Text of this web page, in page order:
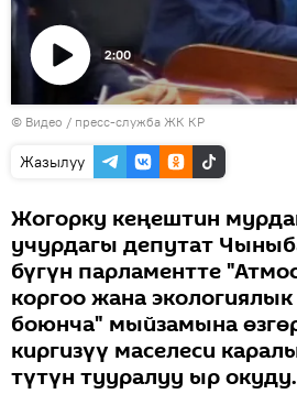
Видеону
көрсөтүү
2:00
© Видео / пресс-служба ЖК КР
Жазылуу
Жогорку кеңештин
учурдагы депутат
бүгүн парламентте
коргоо жана
боюнча" мыйзамына
киргизүү маселеси
түтүн тууралуу ыр окуду.